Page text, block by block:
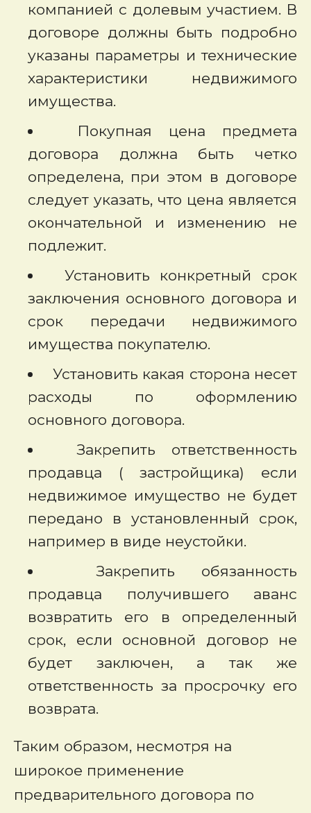
компанией с долевым участием. В
договоре должны быть подробно
указаны параметры и технические
характеристики недвижимого
имущества.
Покупная цена предмета
договора должна быть четко
определена, при этом в договоре
следует указать, что цена является
окончательной и изменению не
подлежит.
Установить конкретный срок
заключения основного договора и
срок передачи недвижимого
имущества покупателю.
Установить какая сторона несет
расходы по оформлению
основного договора.
Закрепить ответственность
продавца ( застройщика) если
недвижимое имущество не будет
передано в установленный срок,
например в виде неустойки.
Закрепить обязанность
продавца получившего аванс
возвратить его в определенный
срок, если основной договор не
будет заключен, а так же
ответственность за просрочку его
возврата.
Таким образом, несмотря на
широкое применение
предварительного договора по